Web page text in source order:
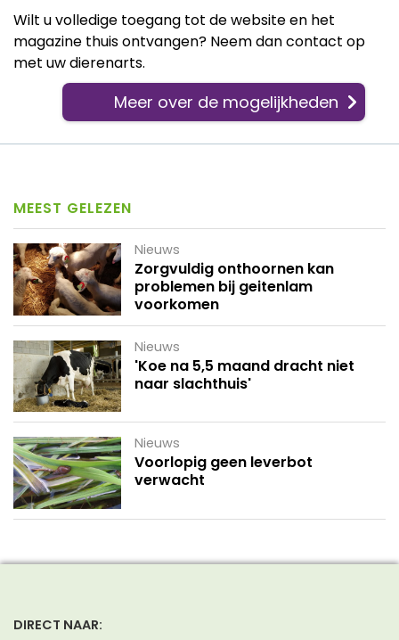
Wilt u volledige toegang tot de website en het
magazine thuis ontvangen? Neem dan contact op
met uw dierenarts.
Meer over de mogelijkheden
MEEST GELEZEN
Nieuws
Zorgvuldig onthoornen kan
problemen bij geitenlam
voorkomen
Nieuws
'Koe na 5,5 maand dracht niet
naar slachthuis'
Nieuws
Voorlopig geen leverbot
verwacht
DIRECT NAAR: